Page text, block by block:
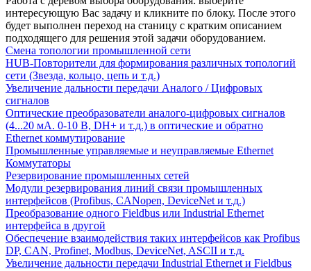
интересующую Вас задачу и кликните по блоку. После этого
будет выполнен переход на станицу с кратким описанием
подходящего для решения этой задачи оборудованием.
Смена топологии промышленной сети
HUB-Повторители для формирования различных топологий
сети (Звезда, кольцо, цепь и т.д.)
Увеличение дальности передачи Аналого / Цифровых
сигналов
Оптические преобразователи аналого-цифровых сигналов
(4...20 мА. 0-10 В, DH+ и т.д.) в оптические и обратно
Ethernet коммутирование
Промышленные управляемые и неуправляемые Ethernet
Коммутаторы
Резервирование промышленных сетей
Модули резервирования линий связи промышленных
интерфейсов (Profibus, CANopen, DeviceNet и т.д.)
Преобразование одного Fieldbus или Industrial Ethernet
интерфейса в другой
Обеспечение взаимодействия таких интерфейсов как Profibus
DP, CAN, Profinet, Modbus, DeviceNet, ASCII и т.д.
Увеличение дальности передачи Industrial Ethernet и Fieldbus